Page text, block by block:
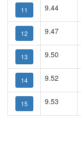
11 9.44
12 9.47
13 9.50
14 9.52
15 9.53